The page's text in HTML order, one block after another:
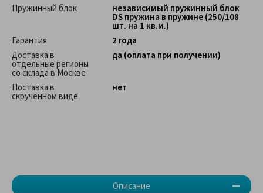
Описание
Пружинный блок
независимый пружинный блок
DS пружина в пружине (250/108
шт. на 1 кв.м.)
Гарантия
2 года
Доставка в
отдельные регионы
со склада в Москве
да (оплата при получении)
Поставка в
скрученном виде
нет